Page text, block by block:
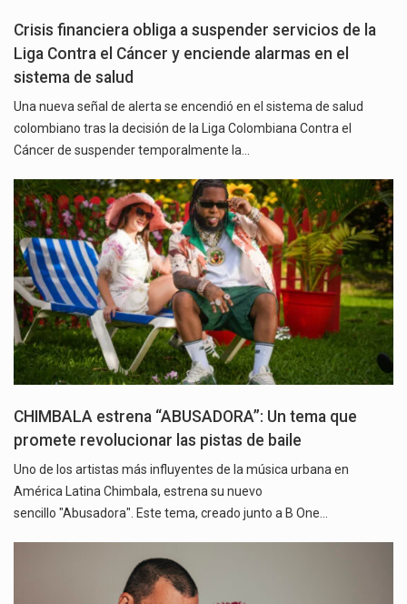
Crisis financiera obliga a suspender servicios de la
Liga Contra el Cáncer y enciende alarmas en el
sistema de salud
Una nueva señal de alerta se encendió en el sistema de salud
colombiano tras la decisión de la Liga Colombiana Contra el
Cáncer de suspender temporalmente la…
CHIMBALA estrena “ABUSADORA”: Un tema que
promete revolucionar las pistas de baile
Uno de los artistas más influyentes de la música urbana en
América Latina Chimbala, estrena su nuevo
sencillo "Abusadora". Este tema, creado junto a B One…